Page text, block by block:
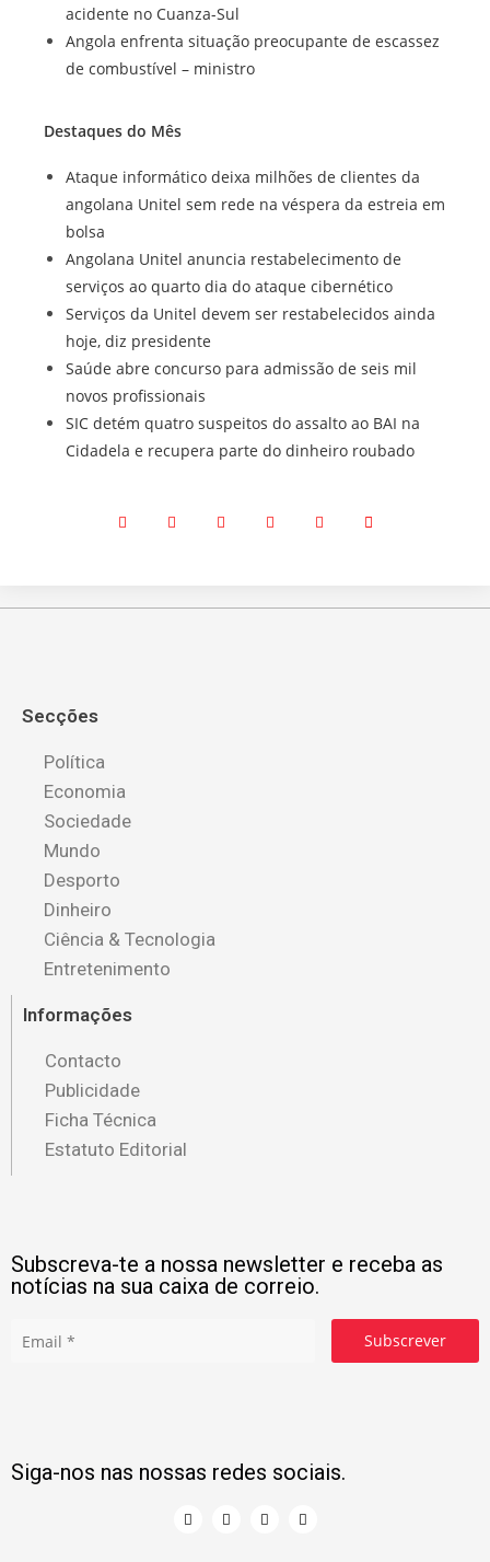
acidente no Cuanza-Sul
Angola enfrenta situação preocupante de escassez
de combustível – ministro
Destaques do Mês
Ataque informático deixa milhões de clientes da
angolana Unitel sem rede na véspera da estreia em
bolsa
Angolana Unitel anuncia restabelecimento de
serviços ao quarto dia do ataque cibernético
Serviços da Unitel devem ser restabelecidos ainda
hoje, diz presidente
Saúde abre concurso para admissão de seis mil
novos profissionais
SIC detém quatro suspeitos do assalto ao BAI na
Cidadela e recupera parte do dinheiro roubado
Secções
Política
Economia
Sociedade
Mundo
Desporto
Dinheiro
Ciência & Tecnologia
Entretenimento
Informações
Contacto
Publicidade
Ficha Técnica
Estatuto Editorial
Subscreva-te a nossa newsletter e receba as
notícias na sua caixa de correio.
Subscrever
Siga-nos nas nossas redes sociais.